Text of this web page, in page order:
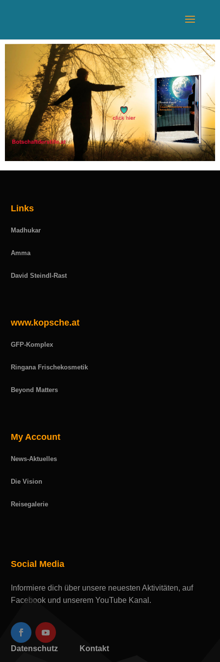
Links
Madhukar
Amma
David Steindl-Rast
www.kopsche.at
GFP-Komplex
Ringana Frischekosmetik
Beyond Matters
My Account
News-Aktuelles
Die Vision
Reisegalerie
Social Media
Informiere dich über unsere neuesten Aktivitäten, auf
Facebook und unserem YouTube Kanal.
Datenschutz Kontakt